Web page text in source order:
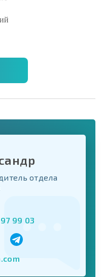
отдела
99 03